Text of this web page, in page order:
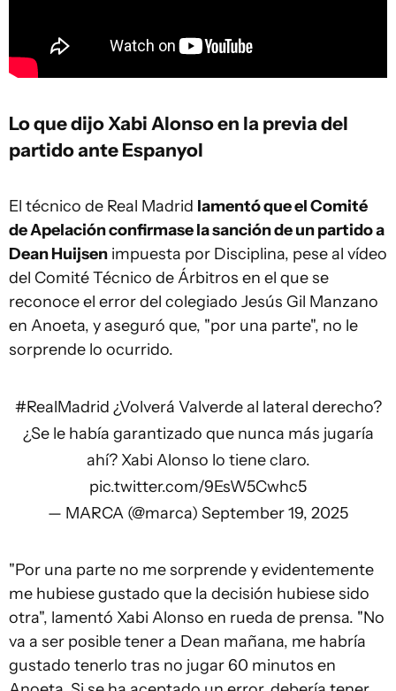
Lo que dijo Xabi Alonso en la previa del
partido ante Espanyol
El técnico de Real Madrid lamentó que el Comité
de Apelación confirmase la sanción de un partido a
Dean Huijsen impuesta por Disciplina, pese al vídeo
del Comité Técnico de Árbitros en el que se
reconoce el error del colegiado Jesús Gil Manzano
en Anoeta, y aseguró que, "por una parte", no le
sorprende lo ocurrido.
#RealMadrid ¿Volverá Valverde al lateral derecho?
¿Se le había garantizado que nunca más jugaría
ahí? Xabi Alonso lo tiene claro.
pic.twitter.com/9EsW5Cwhc5
— MARCA (@marca) September 19, 2025
"Por una parte no me sorprende y evidentemente
me hubiese gustado que la decisión hubiese sido
otra", lamentó Xabi Alonso en rueda de prensa. "No
va a ser posible tener a Dean mañana, me habría
gustado tenerlo tras no jugar 60 minutos en